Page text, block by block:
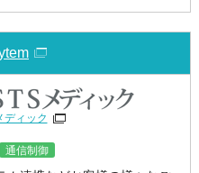
ディック
通信制御